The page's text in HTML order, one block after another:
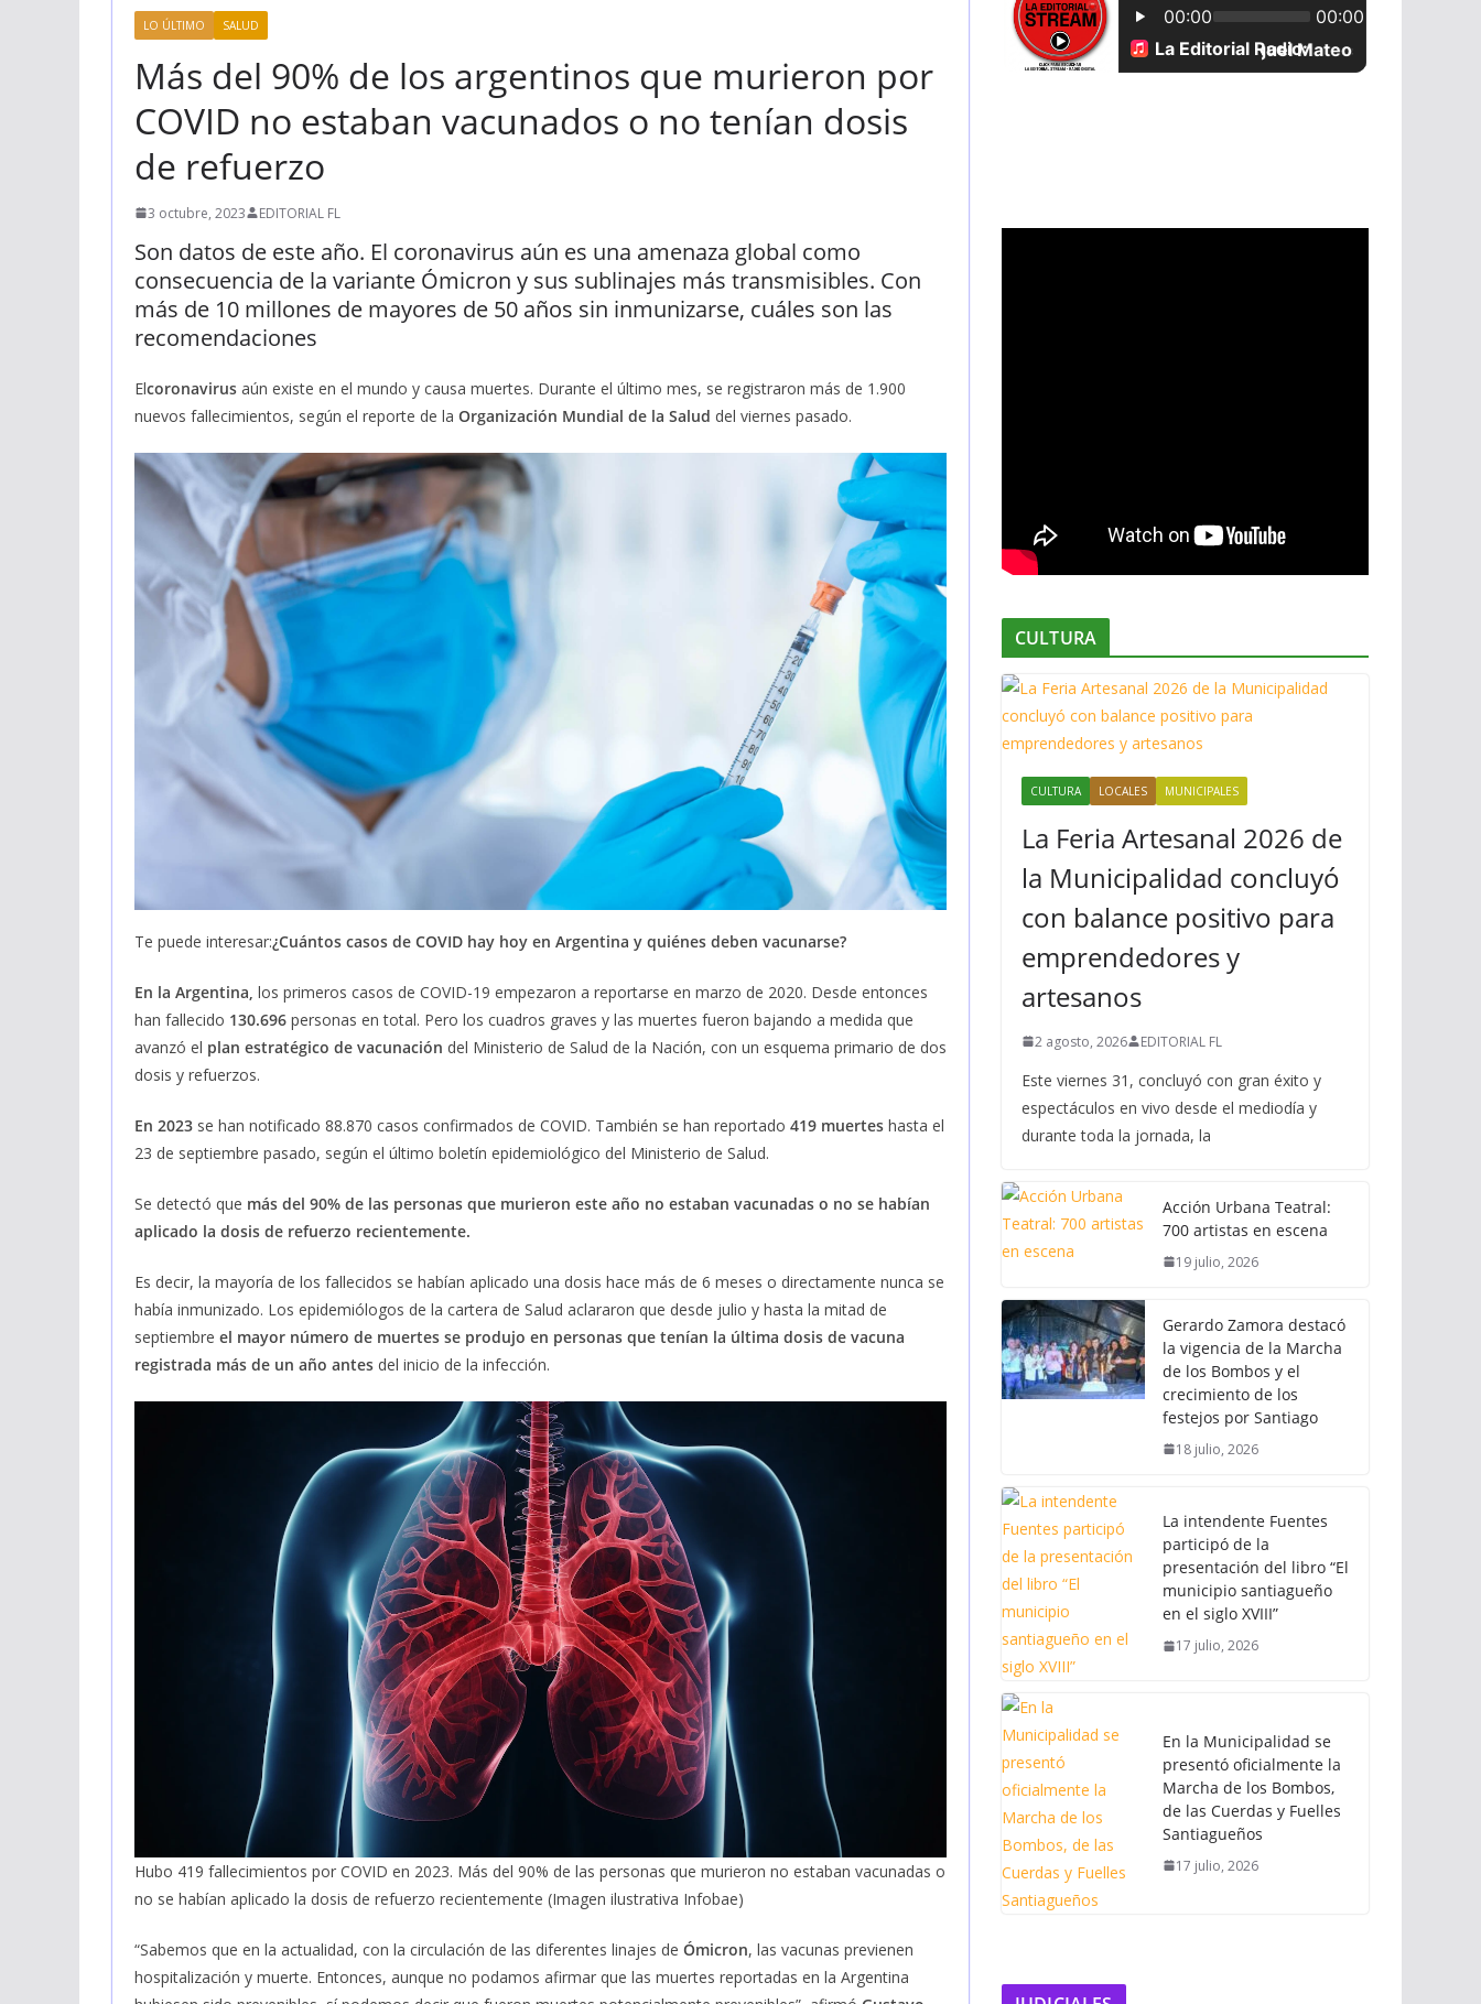
LO ÚLTIMO SALUD
Más del 90% de los argentinos que murieron por
COVID no estaban vacunados o no tenían dosis
de refuerzo
3 octubre, 2023 EDITORIAL FL
Son datos de este año. El coronavirus aún es una amenaza global como
consecuencia de la variante Ómicron y sus sublinajes más transmisibles. Con
más de 10 millones de mayores de 50 años sin inmunizarse, cuáles son las
recomendaciones
Elcoronavirus aún existe en el mundo y causa muertes. Durante el último mes, se registraron más de 1.900
nuevos fallecimientos, según el reporte de la Organización Mundial de la Salud del viernes pasado.
Te puede interesar:¿Cuántos casos de COVID hay hoy en Argentina y quiénes deben vacunarse?
En la Argentina, los primeros casos de COVID-19 empezaron a reportarse en marzo de 2020. Desde entonces
han fallecido 130.696 personas en total. Pero los cuadros graves y las muertes fueron bajando a medida que
avanzó el plan estratégico de vacunación del Ministerio de Salud de la Nación, con un esquema primario de dos
dosis y refuerzos.
En 2023 se han notificado 88.870 casos confirmados de COVID. También se han reportado 419 muertes hasta el
23 de septiembre pasado, según el último boletín epidemiológico del Ministerio de Salud.
Se detectó que más del 90% de las personas que murieron este año no estaban vacunadas o no se habían
aplicado la dosis de refuerzo recientemente.
Es decir, la mayoría de los fallecidos se habían aplicado una dosis hace más de 6 meses o directamente nunca se
había inmunizado. Los epidemiólogos de la cartera de Salud aclararon que desde julio y hasta la mitad de
septiembre el mayor número de muertes se produjo en personas que tenían la última dosis de vacuna
registrada más de un año antes del inicio de la infección.
Hubo 419 fallecimientos por COVID en 2023. Más del 90% de las personas que murieron no estaban vacunadas o
no se habían aplicado la dosis de refuerzo recientemente (Imagen ilustrativa Infobae)
“Sabemos que en la actualidad, con la circulación de las diferentes linajes de Ómicron, las vacunas previenen
hospitalización y muerte. Entonces, aunque no podamos afirmar que las muertes reportadas en la Argentina
CULTURA
CULTURA LOCALES MUNICIPALES
La Feria Artesanal 2026 de
la Municipalidad concluyó
con balance positivo para
emprendedores y
artesanos
2 agosto, 2026 EDITORIAL FL
Este viernes 31, concluyó con gran éxito y
espectáculos en vivo desde el mediodía y
durante toda la jornada, la
Acción Urbana Teatral:
700 artistas en escena
19 julio, 2026
Gerardo Zamora destacó
la vigencia de la Marcha
de los Bombos y el
crecimiento de los
festejos por Santiago
18 julio, 2026
La intendente Fuentes
participó de la
presentación del libro “El
municipio santiagueño
en el siglo XVIII”
17 julio, 2026
En la Municipalidad se
presentó oficialmente la
Marcha de los Bombos,
de las Cuerdas y Fuelles
Santiagueños
17 julio, 2026